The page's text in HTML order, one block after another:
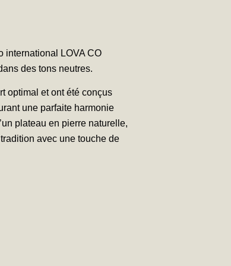
international LOVA CO
des tons neutres.
optimal et ont été conçus
une parfaite harmonie
plateau en pierre naturelle,
avec une touche de